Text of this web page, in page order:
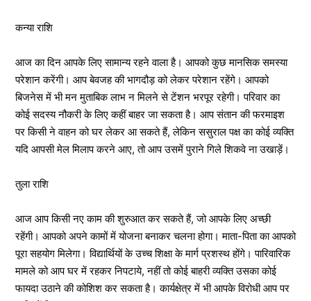
कन्या राशि
आज का दिन आपके लिए सामान्य रहने वाला है। आपको कुछ मानसिक समस्या
परेशान करेंगी। आप बेवजह की भागदौड़ को लेकर परेशान रहेंगे। आपको
बिजनेस में भी मन मुताबिक लाभ न मिलने से टेंशन भरपूर रहेगी। परिवार का
कोई सदस्य नौकरी के लिए कहीं बाहर जा सकता है। आप संतान की फरमाइश
पर किसी ने वाहन को घर लेकर आ सकते हैं, लेकिन ससुराल पक्ष का कोई व्यक्ति
यदि आपसी मेल मिलाप करने आए, तो आप उसमें पुराने गिले शिकवे ना उखाड़ें।
तुला राशि
आज आप किसी नए काम की शुरुआत कर सकते हैं, जो आपके लिए अच्छी
रहेंगी। आपको अपने कामों में योजना बनाकर चलना होगा। माता-पिता का आपको
पूरा सहयोग मिलेगा। विद्यार्थियों के उच्च शिक्षा के मार्ग प्रशस्थ होंगे। पारिवारिक
मामले को आप घर में रहकर निपटाये, नहीं तो कोई बाहरी व्यक्ति उसका कोई
फायदा उठाने की कोशिश कर सकता है। कार्यक्षेत्र में भी आपके विरोधी आप पर